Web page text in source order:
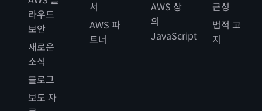
라우드
보안
새로운
소식
블로그
보도 자
서
AWS 파
트너
AWS 상
의
JavaScript
근성
법적 고
지